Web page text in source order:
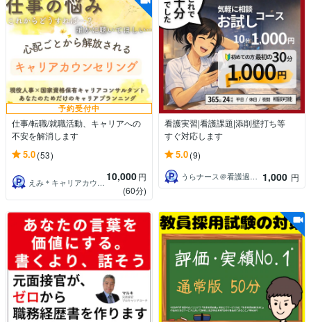
予約受付中
仕事/転職/就職活動、キャリアへの
不安を解消します
5.0(53)
えみ＊キャリアカウンセラー＊ 10,000円
(60分)
看護実習|看護課題|添削壁打ち等
すぐ対応します
5.0(9)
うらナース＠看護過程の達人 1,000 円